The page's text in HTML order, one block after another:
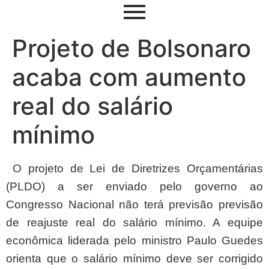
Projeto de Bolsonaro
acaba com aumento
real do salário
mínimo
O projeto de Lei de Diretrizes Orçamentárias
(PLDO) a ser enviado pelo governo ao
Congresso Nacional não terá previsão previsão
de reajuste real do salário mínimo. A equipe
econômica liderada pelo ministro Paulo Guedes
orienta que o salário mínimo deve ser corrigido